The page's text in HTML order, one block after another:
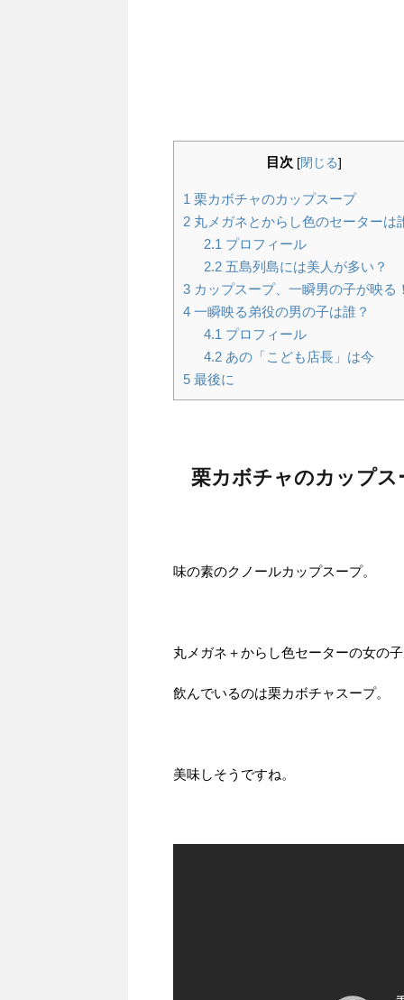
目次 [閉じる]
1 栗カボチャのカップスープ
2 丸メガネとからし色のセーターは
2.1 プロフィール
2.2五島列島には美人が多い？
3 カップスープ、一瞬男の子が映る
4 一瞬映る弟役の男の子は誰？
4.1 プロフィール
4.2あの「こども店長」は今
5 最後に
栗カボチャのカップス
味の素のクノールカップスープ。
丸メガネ＋からし色セーターの女の
飲んでいるのは栗カボチャスープ。
美味しそうですね。